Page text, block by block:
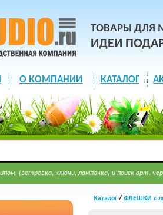
ТОВАРЫ ДЛЯ
ИДЕИ
О КОМПАНИИ КАТАЛОГ
(ветровка, ключи, лампочка) и поиск арт.
Каталог/ ФЛЕШКИ с